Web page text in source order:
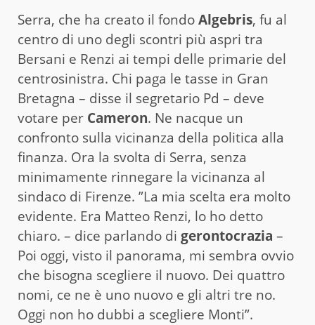
Serra, che ha creato il fondoAlgebris, fu al
centro di uno degli scontri più aspri tra
Bersani e Renzi ai tempi delle primarie del
centrosinistra. Chi paga le tasse in Gran
Bretagna – disse il segretario Pd – deve
votare per Cameron. Ne nacque un
confronto sulla vicinanza della politica alla
finanza. Ora la svolta di Serra, senza
minimamente rinnegare la vicinanza al
sindaco di Firenze. ”La mia scelta era molto
evidente. Era Matteo Renzi, lo ho detto
chiaro. – dice parlando di gerontocrazia –
Poi oggi, visto il panorama, mi sembra ovvio
che bisogna scegliere il nuovo. Dei quattro
nomi, ce ne è uno nuovo e gli altri tre no.
Oggi non ho dubbi a scegliere Monti”.